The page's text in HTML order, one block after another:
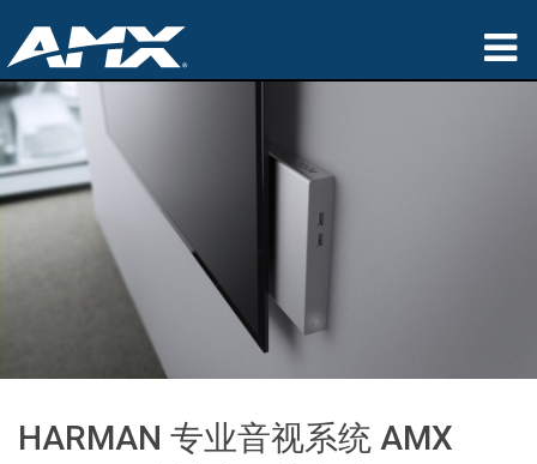
应用领域
支持
公司简介
HARMAN 专业音视系统 AMX